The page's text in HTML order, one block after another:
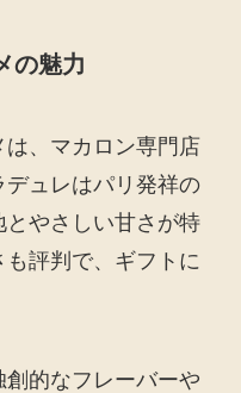
の魅力
、マカロン専門店
デュレはパリ発祥の
やさしい甘さが特
評判で、ギフトに
的なフレーバーや